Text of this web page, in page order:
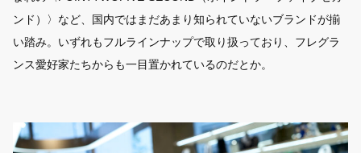
ンド）〉など、国内ではまだあまり知られていないブランドが揃
い踏み。いずれもフルラインナップで取り扱っており、フレグラ
ンス愛好家たちからも一目置かれているのだとか。